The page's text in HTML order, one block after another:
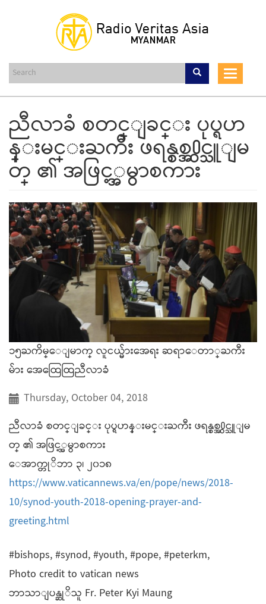
content
Toggle
ညီလာခံ စတင္ျခင္း ပုပ္ရဟ
န္းမင္းႀကီး ဖရန္စစ္အ႐ွင္သူျမ
တ္ ၏ အဖြင့္အမွာစကား
၁၅ႀကိမ္ေျမာက္ လူငယ္မ်ားအေရး ဆရာေတာ္ႀကီး
မ်ား အေထြေထြညီလာခံ
Thursday, October 04, 2018
ညီလာခံ စတင္ျခင္း ပုပ္ရဟန္းမင္းႀကီး ဖရန္စစ္အ႐ွင္သူျမ
တ္ ၏ အဖြင့္အမွာစကား
ေအာက္တုိဘာ ၃၊ ၂၀၁၈
https://www.vaticannews.va/en/pope/news/2018-
10/synod-youth-2018-opening-prayer-and-
greeting.html
#bishops, #synod, #youth, #pope, #peterkm,
Photo credit to vatican news
ဘာသာျပန္ဆုိသူ Fr. Peter Kyi Maung